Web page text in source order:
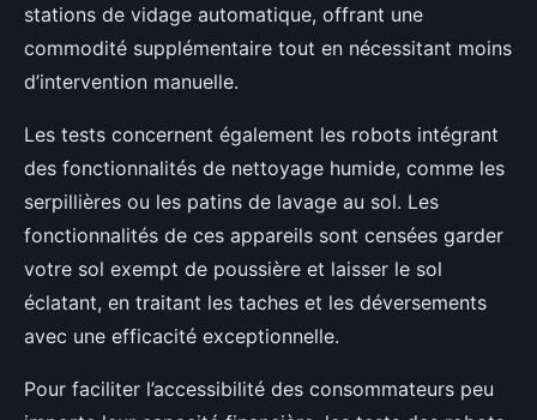
stations de vidage automatique, offrant une
commodité supplémentaire tout en nécessitant moins
d’intervention manuelle.
Les tests concernent également les robots intégrant
des fonctionnalités de nettoyage humide, comme les
serpillières ou les patins de lavage au sol. Les
fonctionnalités de ces appareils sont censées garder
votre sol exempt de poussière et laisser le sol
éclatant, en traitant les taches et les déversements
avec une efficacité exceptionnelle.
Pour faciliter l’accessibilité des consommateurs peu